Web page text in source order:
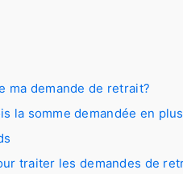
ma demande de retrait?
la somme demandée en
traiter les demandes de